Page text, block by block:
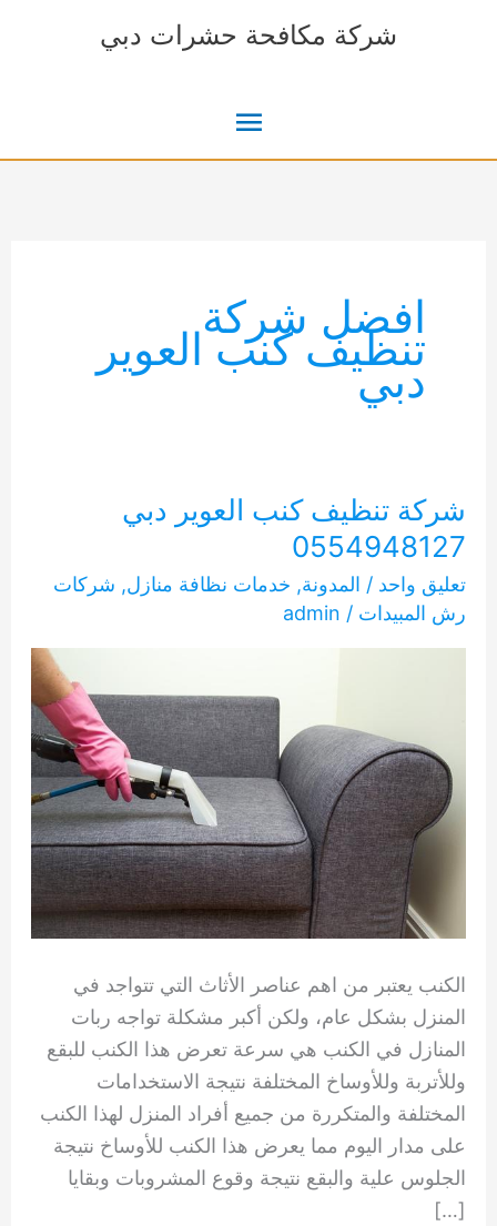
شركة مكافحة حشرات دبي
القائمة
افضل شركة
تنظيف كنب العوير
دبي
شركة تنظيف كنب العوير دبي
0554948127
تعليق واحد / المدونة, خدمات نظافة منازل, شركات
رش المبيدات /
admin
الكنب يعتبر من اهم عناصر الأثاث التي تتواجد في
المنزل بشكل عام، ولكن أكبر مشكلة تواجه ربات
المنازل في الكنب هي سرعة تعرض هذا الكنب للبقع
وللأتربة وللأوساخ المختلفة نتيجة الاستخدامات
المختلفة والمتكررة من جميع أفراد المنزل لهذا الكنب
على مدار اليوم مما يعرض هذا الكنب للأوساخ نتيجة
الجلوس علية والبقع نتيجة وقوع المشروبات وبقايا
[…]